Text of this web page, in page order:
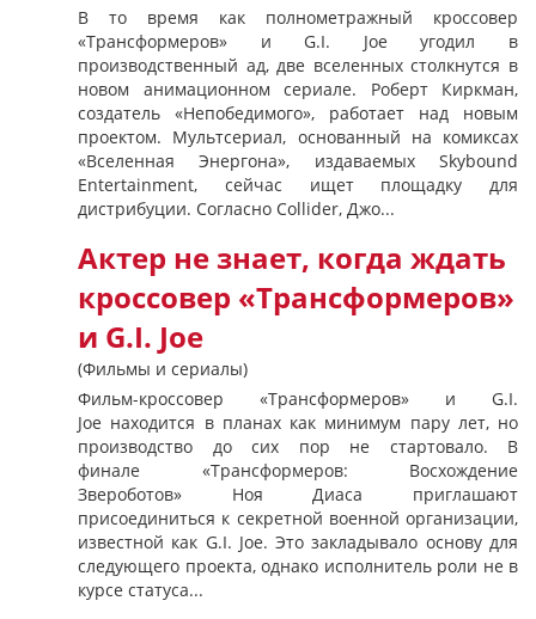
В то время как полнометражный кроссовер
«Трансформеров» и G.I. Joe угодил в
производственный ад, две вселенных столкнутся в
новом анимационном сериале. Роберт Киркман,
создатель «Непобедимого», работает над новым
проектом. Мультсериал, основанный на комиксах
«Вселенная Энергона», издаваемых Skybound
Entertainment, сейчас ищет площадку для
дистрибуции. Согласно Collider, Джо...
Актер не знает, когда ждать
кроссовер «Трансформеров»
и G.I. Joe
(Фильмы и сериалы)
Фильм-кроссовер «Трансформеров» и G.I.
Joe находится в планах как минимум пару лет, но
производство до сих пор не стартовало. В
финале «Трансформеров: Восхождение
Звероботов» Ноя Диаса приглашают
присоединиться к секретной военной организации,
известной как G.I. Joe. Это закладывало основу для
следующего проекта, однако исполнитель роли не в
курсе статуса...